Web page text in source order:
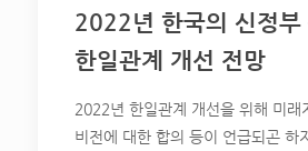
2022년 한국의 신정부
한일관계 개선 전망
2022년 한일관계 개선을 위해 미래
비전에 대한 합의 등이 언급되곤 하